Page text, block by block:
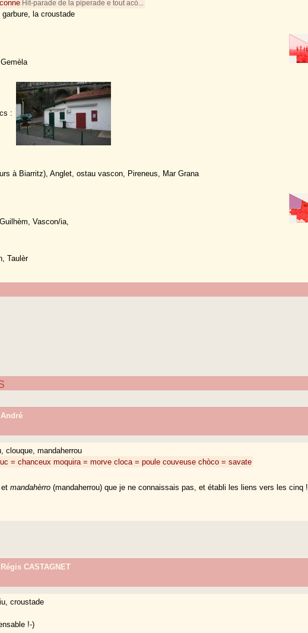
Hit-parade de la piperade e tout acò...
la croustade
:
à Biarritz), Anglet, ostau vascon, Pireneus, Mar Grana
Vascon/ia,
Taulèr
André
clouque, mandaherrou
= chanceux moquira = morve cloca = poule couveuse chòco = savate
etmandahèrro (mandaherrou) que je ne connaissais pas, et établi les liens vers les cinq !
Régis CASTAGNET
croustade
!-)